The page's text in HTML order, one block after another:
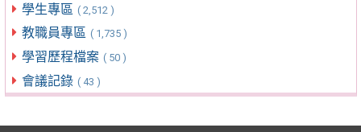
學生專區 ( 2,512 )
教職員專區 ( 1,735 )
學習歷程檔案 ( 50 )
會議記錄 ( 43 )